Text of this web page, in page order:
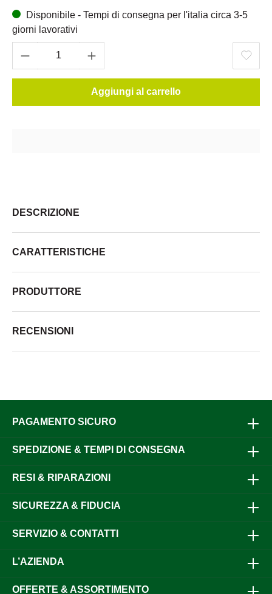
Disponibile - Tempi di consegna per l'italia circa 3-5
giorni lavorativi
Aggiungi al carrello
DESCRIZIONE
CARATTERISTICHE
PRODUTTORE
RECENSIONI
PAGAMENTO SICURO
SPEDIZIONE & TEMPI DI CONSEGNA
RESI & RIPARAZIONI
SICUREZZA & FIDUCIA
SERVIZIO & CONTATTI
L’AZIENDA
OFFERTE & ASSORTIMENTO